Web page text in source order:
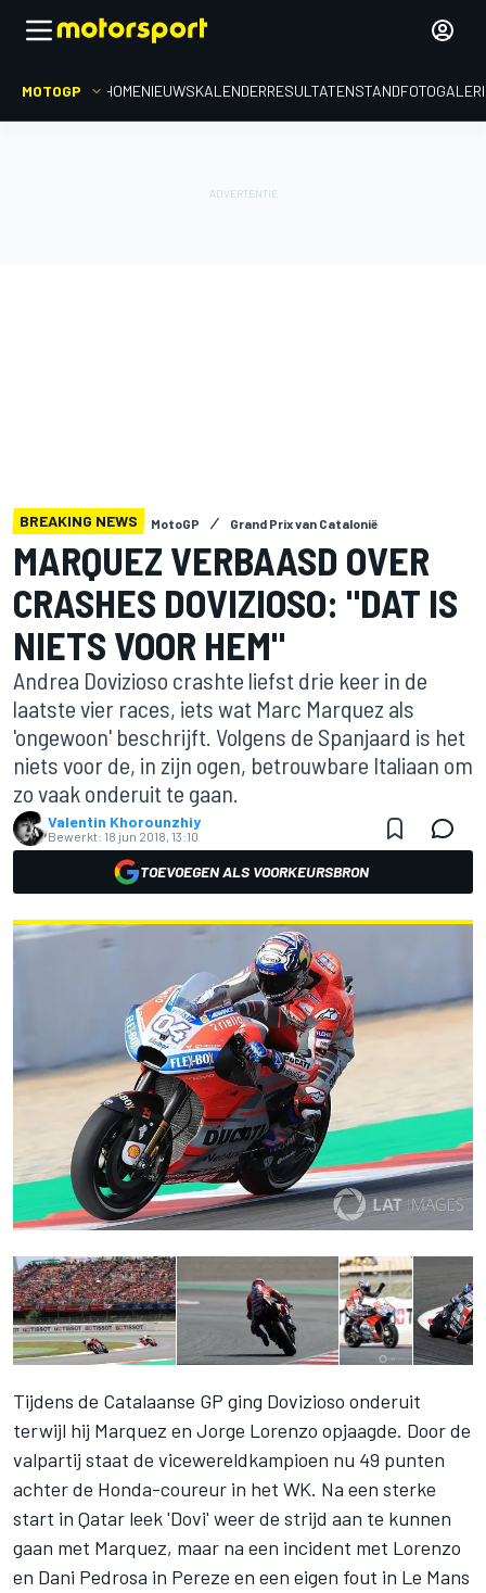
MOTOGP HOMENIEUWSKALENDERRESULTATENSTAND
BREAKING NEWS MotoGP Grand Prix van Catalonië
MARQUEZ VERBAASD OVER
CRASHES DOVIZIOSO: "DAT IS
NIETS VOOR HEM"
Andrea Dovizioso crashte liefst drie keer in de
laatste vier races, iets wat Marc Marquez als
'ongewoon' beschrijft. Volgens de Spanjaard is het
niets voor de, in zijn ogen, betrouwbare Italiaan om
zo vaak onderuit te gaan.
Valentin Khorounzhiy
Bewerkt: 18 jun 2018, 13:10
TOEVOEGEN ALS VOORKEURSBRON
Tijdens de Catalaanse GP ging Dovizioso onderuit
terwijl hij Marquez en Jorge Lorenzo opjaagde. Door de
valpartij staat de vicewereldkampioen nu 49 punten
achter de Honda-coureur in het WK. Na een sterke
start in Qatar leek 'Dovi' weer de strijd aan te kunnen
gaan met Marquez, maar na een incident met Lorenzo
en Dani Pedrosa in Pereze en een eigen fout in Le Mans